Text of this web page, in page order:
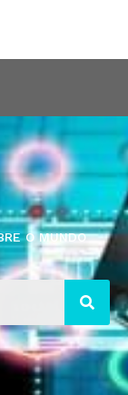
VPS
O MUNDO